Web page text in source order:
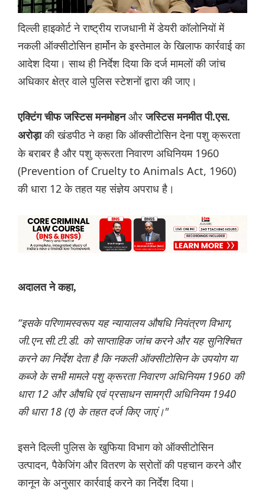
दिल्ली हाइकोर्ट ने राष्ट्रीय राजधानी में डेयरी कॉलोनियों में
नकली ऑक्सीटोसिन हार्मोन के इस्तेमाल के खिलाफ कार्रवाई का
आदेश दिया। साथ ही निर्देश दिया कि दर्ज मामलों की जांच
अधिकार क्षेत्र वाले पुलिस स्टेशनों द्वारा की जाए।
एक्टिंग चीफ जस्टिस मनमोहनऔरजस्टिस मनमीत पी.एस.
अरोड़ाकी खंडपीठ ने कहा कि ऑक्सीटोसिन देना पशु क्रूरता
के बराबर है और पशु क्रूरता निवारण अधिनियम 1960
(Prevention of Cruelty to Animals Act, 1960)
की धारा 12 के तहत यह संज्ञेय अपराध है।
अदालत ने कहा,
“इसके परिणामस्वरूप यह न्यायालय औषधि नियंत्रण विभाग,
जी.एन.सी.टी.डी. को साप्ताहिक जांच करने और यह सुनिश्चित
करने का निर्देश देता है कि नकली ऑक्सीटोसिन के उपयोग या
कब्जे के सभी मामले पशु क्रूरता निवारण अधिनियम 1960 की
धारा 12 और औषधि एवं प्रसाधन सामग्री अधिनियम 1940
की धारा 18 (ए) के तहत दर्ज किए जाएं।"
इसने दिल्ली पुलिस के खुफिया विभाग को ऑक्सीटोसिन
उत्पादन, पैकेजिंग और वितरण के स्रोतों की पहचान करने और
कानून के अनुसार कार्रवाई करने का निर्देश दिया।